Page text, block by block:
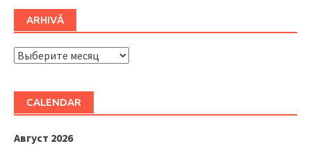
ARHIVĂ
ARHIVĂ
CALENDAR
Август 2026